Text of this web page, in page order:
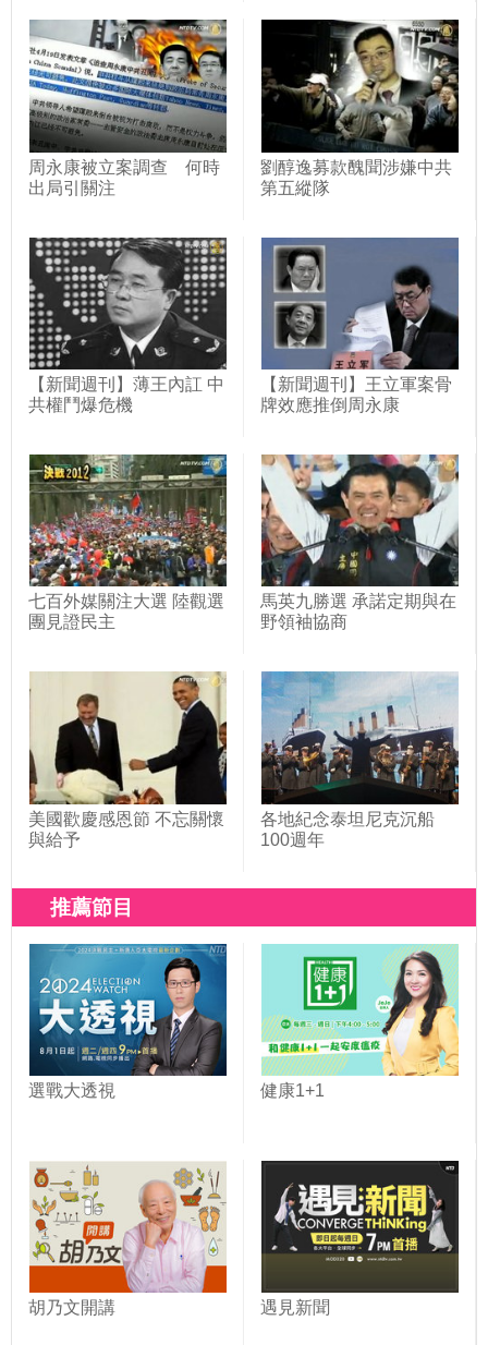
周永康被立案調查 何時
出局引關注
劉醇逸募款醜聞涉嫌中共
第五縱隊
【新聞週刊】薄王內訌 中
共權鬥爆危機
【新聞週刊】王立軍案骨
牌效應推倒周永康
七百外媒關注大選 陸觀選
團見證民主
馬英九勝選 承諾定期與在
野領袖協商
美國歡慶感恩節 不忘關懷
與給予
各地紀念泰坦尼克沉船
100週年
推薦節目
選戰大透視 健康1+1
胡乃文開講 遇見新聞